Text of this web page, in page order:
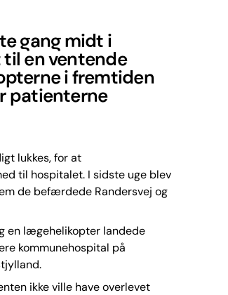
gang midt i
en ventende
i fremtiden
patienterne
lukkes, for at
til hospitalet. I sidste uge blev
de befærdede Randersvej og
en lægehelikopter landede
kommunehospital på
ikke ville have overlevet